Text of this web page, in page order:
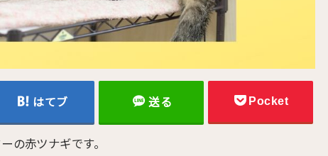
はてブ 送る Pocket
の赤ツナギです。